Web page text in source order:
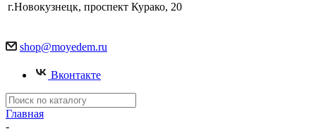
г.Новокузнецк, проспект Курако, 20
shop@moyedem.ru
Вконтакте
Главная
-